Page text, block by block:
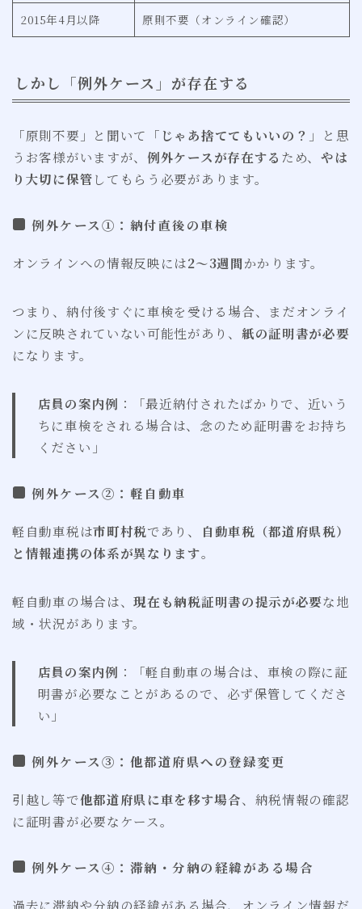
2015年4月以降 原則不要（オンライン確認）
しかし「例外ケース」が存在する
「原則不要」と聞いて「 じゃあ捨ててもいいの？ 」と思
うお客様がいますが、 例外ケースが存在する ため、やは
り大切に保管してもらう必要があります。
例外ケース①：納付直後の車検
オンラインへの情報反映には2〜3週間かかります。
つまり、納付後すぐに車検を受ける場合、まだオンライ
ンに反映されていない可能性があり、 紙の証明書が必要
になります。
店員の案内例 ：「最近納付されたばかりで、近いう
ちに車検をされる場合は、念のため証明書をお持ち
ください」
例外ケース②：軽自動車
軽自動車税は市町村税であり、
自動車税（都道府県税）
と情報連携の体系が異なります。
軽自動車の場合は、現在も納税証明書の提示が必要な地
域・状況があります。
店員の案内例 ：「軽自動車の場合は、車検の際に証
明書が必要なことがあるので、必ず保管してくださ
い」
例外ケース③：他都道府県への登録変更
引越し等で他都道府県に車を移す場合、納税情報の確認
に証明書が必要なケース。
例外ケース④：滞納・分納の経緯がある場合
過去に滞納や分納の経緯がある場合、オンライン情報だ